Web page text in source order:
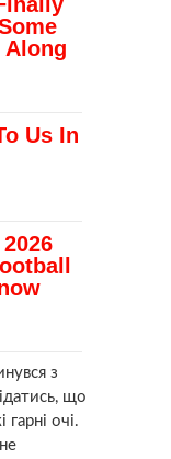
з
що
очі.